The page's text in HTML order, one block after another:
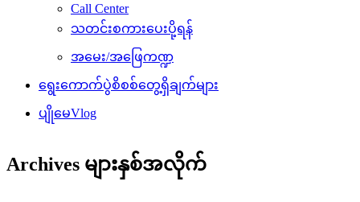
Call Center
သတင်းစကားပေးပို့ရန်
အမေး/အဖြေကဏ္ဍ
ရွေးကောက်ပွဲစိစစ်တွေ့ရှိချက်များ
ပျိုမေVlog
Archives များနှစ်အလိုက်